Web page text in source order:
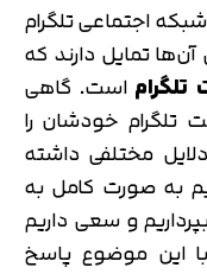
شبکه اجتماعی تلگرام
تمایل دارند که
تلگرام است. گاهی
تلگرام خودشان را
مختلفی داشته
به صورت کامل به
و سعی داریم
با این موضوع پاسخ